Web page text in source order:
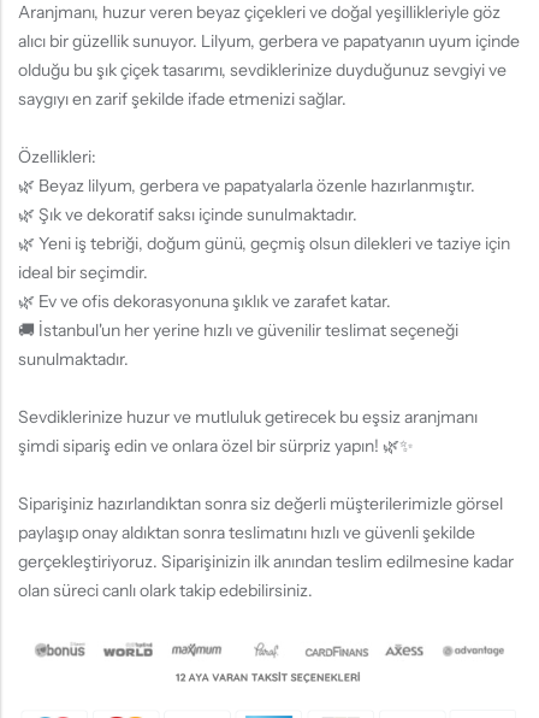
Aranjmanı, huzur veren beyaz çiçekleri ve doğal yeşillikleriyle göz
alıcı bir güzellik sunuyor. Lilyum, gerbera ve papatyanın uyum içinde
olduğu bu şık çiçek tasarımı, sevdiklerinize duyduğunuz sevgiyi ve
saygıyı en zarif şekilde ifade etmenizi sağlar.
Özellikleri:
🌿 Beyaz lilyum, gerbera ve papatyalarla özenle hazırlanmıştır.
🌿 Şık ve dekoratif saksı içinde sunulmaktadır.
🌿 Yeni iş tebriği, doğum günü, geçmiş olsun dilekleri ve taziye için
ideal bir seçimdir.
🌿 Ev ve ofis dekorasyonuna şıklık ve zarafet katar.
🚚 İstanbul'un her yerine hızlı ve güvenilir teslimat seçeneği
sunulmaktadır.
Sevdiklerinize huzur ve mutluluk getirecek bu eşsiz aranjmanı
şimdi sipariş edin ve onlara özel bir sürpriz yapın! 🌿✨
Siparişiniz hazırlandıktan sonra siz değerli müşterilerimizle görsel
paylaşıp onay aldıktan sonra teslimatını hızlı ve güvenli şekilde
gerçekleştiriyoruz. Siparişinizin ilk anından teslim edilmesine kadar
olan süreci canlı olark takip edebilirsiniz.